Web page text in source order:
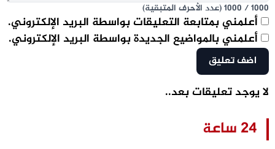
1000
/
1000(عدد الأحرف المتبقية)
أعلمني بمتابعة التعليقات بواسطة البريد الإلكتروني.
أعلمني بالمواضيع الجديدة بواسطة البريد الإلكتروني.
لا يوجد تعليقات بعد..
24 ساعة